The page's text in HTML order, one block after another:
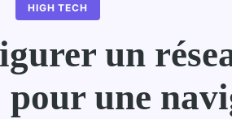
HIGH TECH
un
une